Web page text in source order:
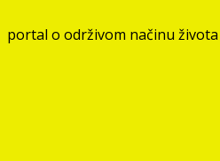
portal o održivom načinu života